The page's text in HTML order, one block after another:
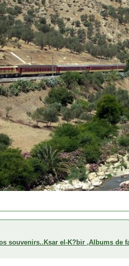
souvenirs..Ksar el-K?bir ,Albums de